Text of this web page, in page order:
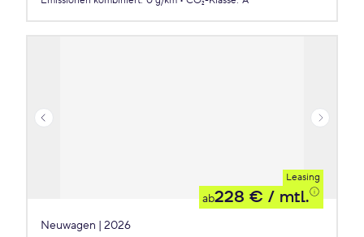
Leasing
ab228 € / mtl.
Neuwagen | 2026